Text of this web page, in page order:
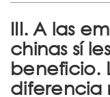
III. A las
chinas sí
beneficio.
diferencia